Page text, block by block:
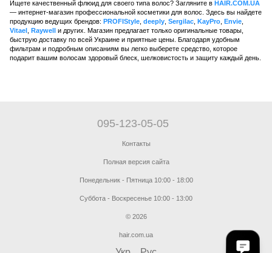
Ищете качественный флюид для своего типа волос? Загляните в HAIR.COM.UA
— интернет-магазин профессиональной косметики для волос. Здесь вы найдете
продукцию ведущих брендов: PROFIStyle deeply Sergilac KayPro Envie
Vitael Raywell и других. Магазин предлагает только оригинальные товары,
быструю доставку по всей Украине и приятные цены. Благодаря удобным
фильтрам и подробным описаниям вы легко выберете средство, которое
подарит вашим волосам здоровый блеск, шелковистость и защиту каждый день.
095-123-05-05
Контакты
Полная версия сайта
Понедельник - Пятница 10:00 - 18:00
Суббота - Воскресенье 10:00 - 13:00
© 2026
hair.com.ua